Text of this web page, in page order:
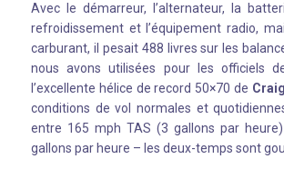
Avec le démarreur, l’alternateur, la
refroidissement et l’équipement radio,
carburant, il pesait 488 livres sur les
nous avons utilisées pour les officiels
l’excellente hélice de record 50×70 de
conditions de vol normales et
entre 165 mph TAS (3 gallons par
gallons par heure – les deux-temps sont